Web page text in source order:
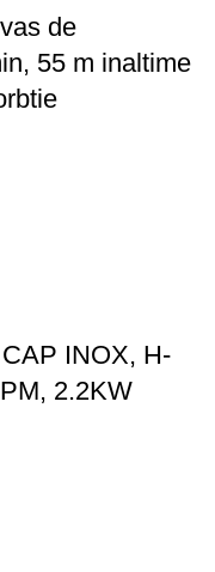
de
55 m inaltime
INOX, H-
2.2KW